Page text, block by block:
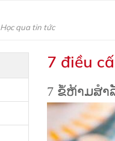
Học qua tin tức
7 điều
7 ຂໍ້ຫ້າມສ